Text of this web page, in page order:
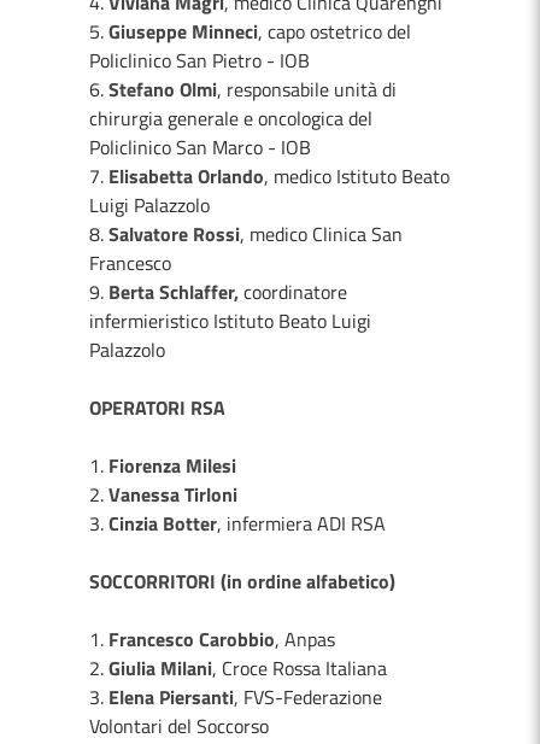
5.Giuseppe Minneci, capo ostetrico del
Policlinico San Pietro - IOB
6.Stefano Olmi, responsabile unità di
chirurgia generale e oncologica del
Policlinico San Marco - IOB
7. Elisabetta Orlando, medico Istituto Beato
Luigi Palazzolo
8.Salvatore Rossi, medico Clinica San
Francesco
9. Berta Schlaffer,coordinatore
infermieristico Istituto Beato Luigi
Palazzolo
OPERATORI RSA
1. Fiorenza Milesi
2.Vanessa Tirloni
3.Cinzia Botter, infermiera ADI RSA
SOCCORRITORI (in ordine alfabetico)
1. Francesco Carobbio, Anpas
2.Giulia Milani, Croce Rossa Italiana
3. Elena Piersanti, FVS-Federazione
Volontari del Soccorso